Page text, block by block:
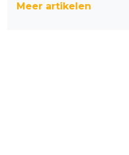
Meer artikelen